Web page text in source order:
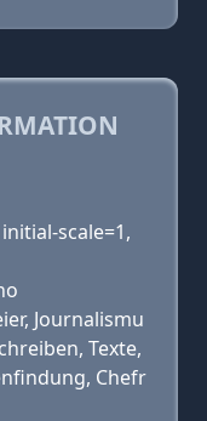
scale=1,
Journalismu
Texte,
Chefr